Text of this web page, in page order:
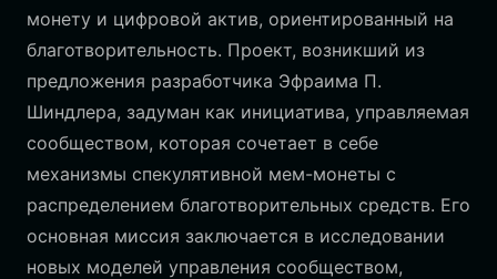
монету и цифровой актив, ориентированный на
благотворительность. Проект, возникший из
предложения разработчика Эфраима П.
Шиндлера, задуман как инициатива, управляемая
сообществом, которая сочетает в себе
механизмы спекулятивной мем-монеты с
распределением благотворительных средств. Его
основная миссия заключается в исследовании
новых моделей управления сообществом,